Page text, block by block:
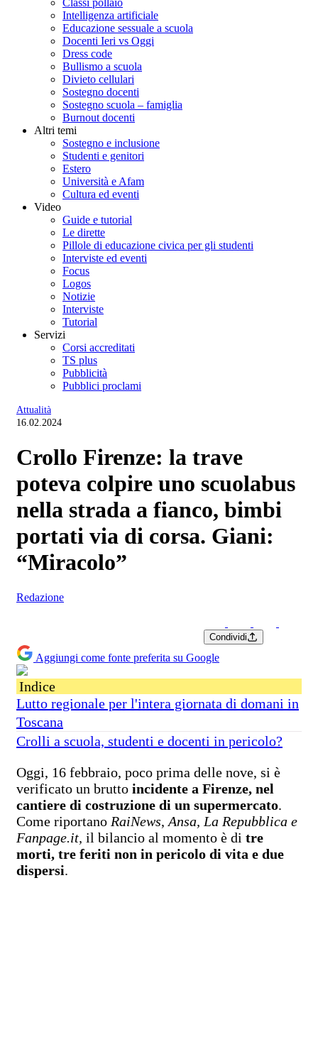
Classi pollaio
Intelligenza artificiale
Educazione sessuale a scuola
Docenti Ieri vs Oggi
Dress code
Bullismo a scuola
Divieto cellulari
Sostegno docenti
Sostegno scuola – famiglia
Burnout docenti
Altri temi
Sostegno e inclusione
Studenti e genitori
Estero
Università e Afam
Cultura ed eventi
Video
Guide e tutorial
Le dirette
Pillole di educazione civica per gli studenti
Interviste ed eventi
Focus
Logos
Notizie
Interviste
Tutorial
Servizi
Corsi accreditati
TS plus
Pubblicità
Pubblici proclami
Attualità
16.02.2024
Crollo Firenze: la trave
poteva colpire uno scuolabus
nella strada a fianco, bimbi
portati via di corsa. Giani:
“Miracolo”
Redazione
Condividi
Aggiungi come fonte preferita su Google
Indice
Lutto regionale per l'intera giornata di domani in
Toscana
Crolli a scuola, studenti e docenti in pericolo?
Oggi, 16 febbraio, poco prima delle nove, si è
verificato un brutto incidente a Firenze, nel
cantiere di costruzione di un supermercato.
Come riportano RaiNews, Ansa, La Repubblica e
Fanpage.it, il bilancio al momento è di tre
morti, tre feriti non in pericolo di vita e due
dispersi.